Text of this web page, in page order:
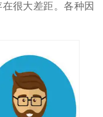
很大差距。各种因